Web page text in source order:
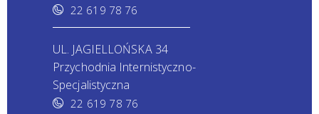
22 619 78 76
UL. JAGIELLOŃSKA 34
Przychodnia Internistyczno-
Specjalistyczna
22 619 78 76